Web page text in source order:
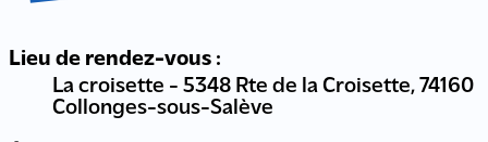
Lieu de rendez-vous :
La croisette - 5348 Rte de la Croisette, 74160
Collonges-sous-Salève